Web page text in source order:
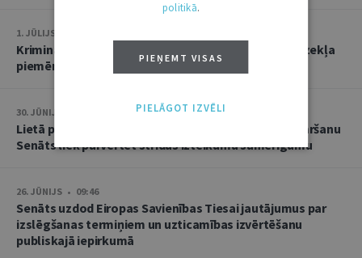
1. JŪLIJS • 17:38
Kriminālsoda un medicīniska rakstura piespiedu līdzekļa
piemērošana savstarpēji viens otru neizslēdz
30. JŪNIJS • 14:58
Lietā par namu pārvaldnieces goda un cieņas aizskaršanu
Senāts liek pārvērtēt strīdus izteikumu samērīgumu
26. JŪNIJS • 09:46
Senāts uzdod Eiropas Savienības Tiesai jautājumus par
izslēgšanas termiņiem un uzticamības izvērtēšanu
publiskajā iepirkumā
politikā.
PIEŅEMT VISAS
PIELĀGOT IZVĒLI